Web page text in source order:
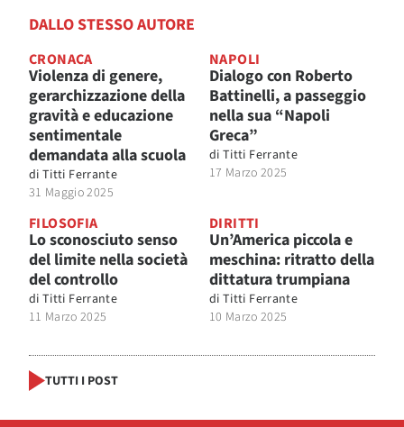
DALLO STESSO AUTORE
CRONACA
Violenza di genere,
gerarchizzazione della
gravità e educazione
sentimentale
demandata alla scuola
di Titti Ferrante
31 Maggio 2025
NAPOLI
Dialogo con Roberto
Battinelli, a passeggio
nella sua “Napoli
Greca”
di Titti Ferrante
17 Marzo 2025
FILOSOFIA
Lo sconosciuto senso
del limite nella società
del controllo
di Titti Ferrante
11 Marzo 2025
DIRITTI
Un’America piccola e
meschina: ritratto della
dittatura trumpiana
di Titti Ferrante
10 Marzo 2025
TUTTI I POST